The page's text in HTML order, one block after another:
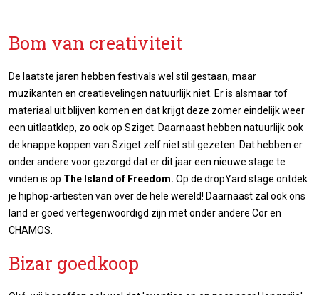
Bom van creativiteit
De laatste jaren hebben festivals wel stil gestaan, maar
muzikanten en creatievelingen natuurlijk niet. Er is alsmaar tof
materiaal uit blijven komen en dat krijgt deze zomer eindelijk weer
een uitlaatklep, zo ook op Sziget. Daarnaast hebben natuurlijk ook
de knappe koppen van Sziget zelf niet stil gezeten. Dat hebben er
onder andere voor gezorgd dat er dit jaar een nieuwe stage te
vinden is op The Island of Freedom. Op de dropYard stage ontdek
je hiphop-artiesten van over de hele wereld! Daarnaast zal ook ons
land er goed vertegenwoordigd zijn met onder andere Cor en
CHAMOS.
Bizar goedkoop